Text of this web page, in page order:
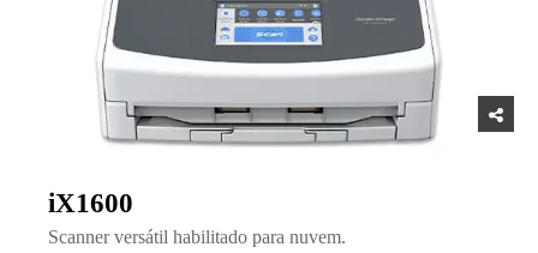
iX1600
Scanner versátil habilitado para nuvem.